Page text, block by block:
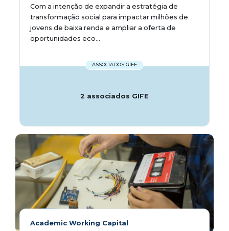
Com a intenção de expandir a estratégia de
transformação social para impactar milhões de
jovens de baixa renda e ampliar a oferta de
oportunidades eco...
ASSOCIADOS GIFE
2 associados GIFE
Academic Working Capital